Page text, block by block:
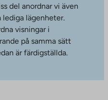
del anordnar vi även
lediga lägenheter.
visningar i
på samma sätt
är färdigställda.